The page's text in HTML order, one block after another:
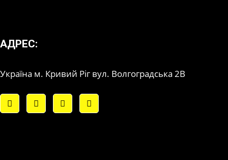
АДРЕС:
Україна м. Кривий Ріг вул. Волгоградська 2В